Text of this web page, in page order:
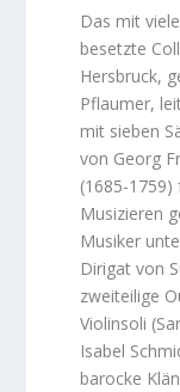
Das mit
besetzte
Hersbruck,
Pflaumer,
mit sieben
von Georg
(1685-
Musizieren
Musiker
Dirigat von
zweiteilige
Violinsoli
Isabel
barocke